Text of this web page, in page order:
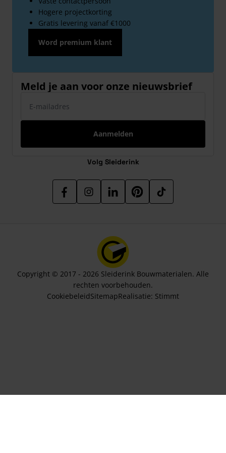
Hogere projectkorting
Gratis levering vanaf €1000
Word premium klant
Meld je aan voor onze nieuwsbrief
Aanmelden
Volg Sleiderink
Copyright © 2017 - 2026 Sleiderink Bouwmaterialen. Alle
rechten voorbehouden.
CookiebeleidSitemapRealisatie: Stimmt